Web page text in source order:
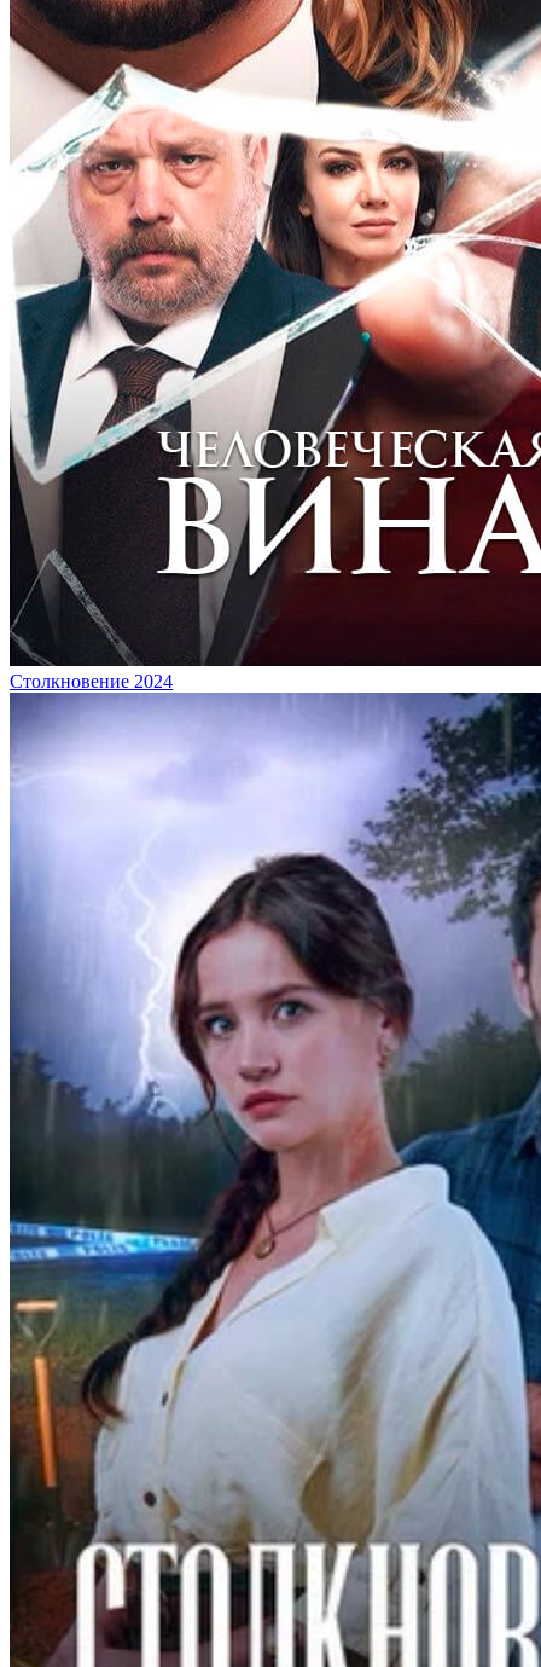
Столкновение 2024